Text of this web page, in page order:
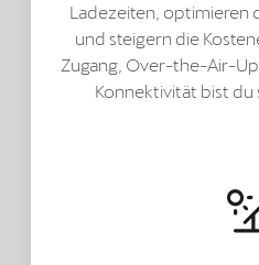
Ladezeiten, optimieren
und steigern die
Zugang, Over-the-Air-
Konnektivität bist du